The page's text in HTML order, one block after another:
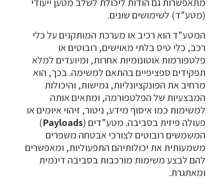
(מטע”ד) לשימושים שונים.
המטע”ד הוא רכיב או מערכת המותקנים על כלי
רכב, כלי טיס בלתי מאוישים, רובוטים או
פלטפורמות אוטונומיות אחרות, ומיועדים למלא
תפקידים ספציפיים בהתאם למשימה. בכך, הוא
מרחיב את הפונקציונליות, גמישות, והיכולות
המבצעיות של הפלטפורמה, ומתאים אותה
למשימות כמו איסוף מידע, ניטור, זיהוי איומים או
פעולה פיזית בסביבה. מטע”דים (Payloads
)
המשמשים רובוטים לצורכי אבטחה משפרים
משמעותית את יכולותיהם התפעוליות, ומאפשרים
להם לבצע משימות מורכבות בסביבה דינמית
ומאתגרת.